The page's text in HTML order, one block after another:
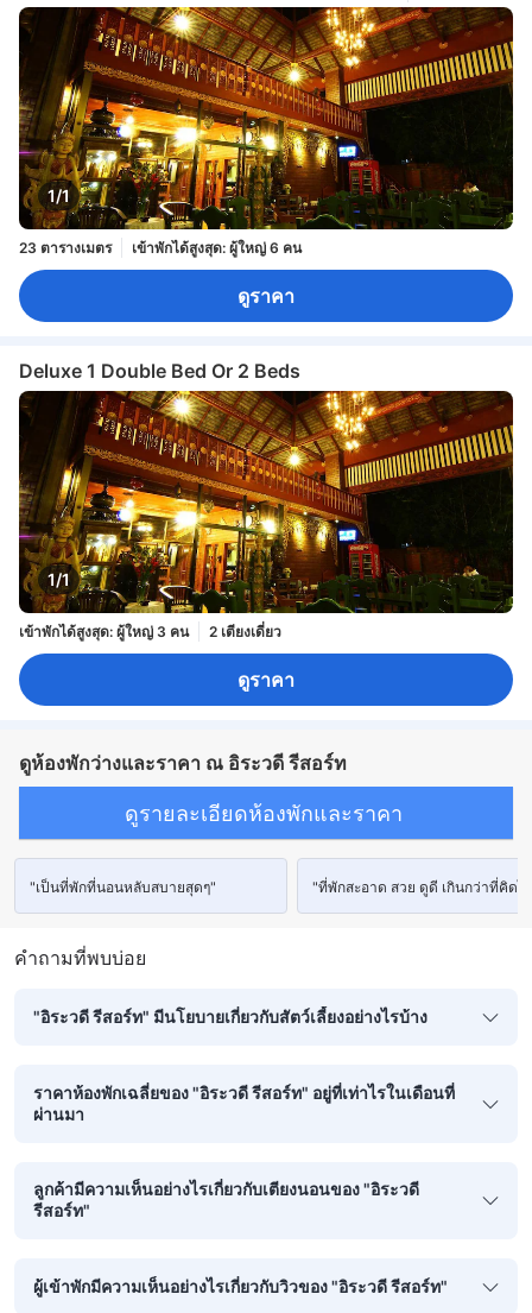
1/1
23 ตารางเมตร เข้าพักได้สูงสุด: ผู้ใหญ่ 6 คน
ดูราคา
Deluxe 1 Double Bed Or 2 Beds
1/1
เข้าพักได้สูงสุด: ผู้ใหญ่ 3 คน 2 เตียงเดี่ยว
ดูราคา
ดูห้องพักว่างและราคา ณ อิระวดี รีสอร์ท
ดูรายละเอียดห้องพักและราคา
"เป็นที่พักที่นอนหลับสบายสุดๆ" "ที่พักสะอาด สวย ดูดี เกินกว่าที่คิดไ
คำถามที่พบบ่อย
"อิระวดี รีสอร์ท" มีนโยบายเกี่ยวกับสัตว์เลี้ยงอย่างไรบ้าง
ราคาห้องพักเฉลี่ยของ "อิระวดี รีสอร์ท" อยู่ที่เท่าไรในเดือนที่
ผ่านมา
ลูกค้ามีความเห็นอย่างไรเกี่ยวกับเตียงนอนของ "อิระวดี
รีสอร์ท"
ผู้เข้าพักมีความเห็นอย่างไรเกี่ยวกับวิวของ "อิระวดี รีสอร์ท"